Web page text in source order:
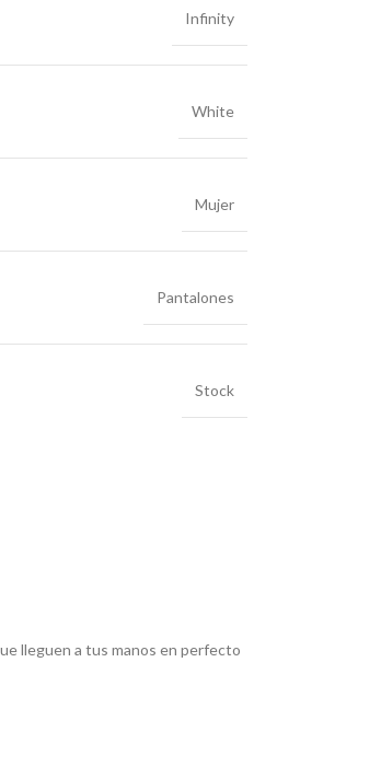
Infinity
White
Mujer
Pantalones
Stock
lleguen a tus manos en perfecto